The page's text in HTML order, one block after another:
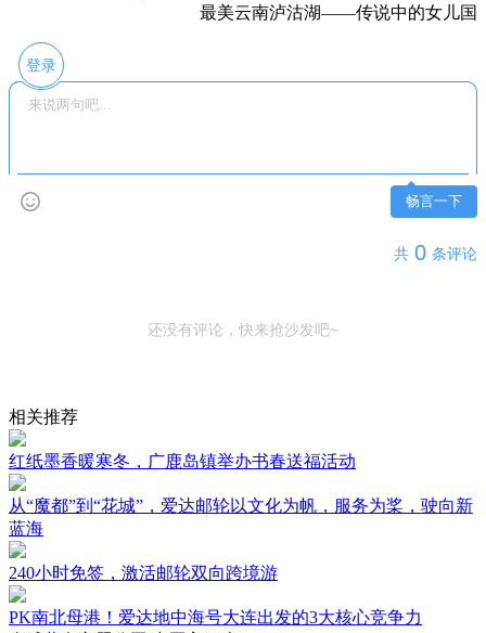
最美云南泸沽湖——传说中的女儿国
登录
畅言一下
共 0 条评论
还没有评论，快来抢沙发吧~
相关推荐
红纸墨香暖寒冬，广鹿岛镇举办书春送福活动
从“魔都”到“花城”，爱达邮轮以文化为帆，服务为桨，驶向新
蓝海
240小时免签，激活邮轮双向跨境游
PK南北母港！爱达地中海号大连出发的3大核心竞争力